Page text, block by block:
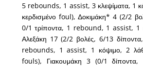
5 rebounds, 1 assist, 3 κλεψίματα, 1
κερδισμένο foul), Δοκιμάκη* 4 (2/2
0/1 τρίποντα, 1 rebound, 1 assist, 1
Αλεξάκη 17 (2/2 βολές, 6/13
rebounds, 1 assist, 1 κόψιμο, 2
fouls), Γιακουμάκη 3 (0/1 δίποντα,